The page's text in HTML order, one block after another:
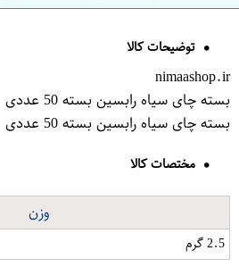
توضیحات کالا
nimaashop.ir
بسته چای سیاه رابسین بسته 50 عددی
بسته چای سیاه رابسین بسته 50 عددی
مختصات کالا
وزن
2.5 گرم